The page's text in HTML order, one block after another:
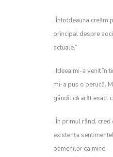
„Întotdeauna creăm
principal despre
actuale.”
„Ideea mi-a venit în
mi-a pus o perucă.
gândit că arăt exact
„În primul rând,
existența
oamenilor ca mine.